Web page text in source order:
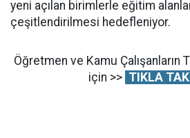
yeni açılan birimlerle eğitim
çeşitlendirilmesi hedefleniyor.
Öğretmen ve Kamu Çalışanların
için >> TIKLA